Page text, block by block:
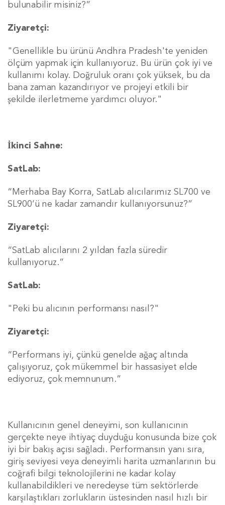
bulunabilir misiniz?”
Ziyaretçi:
"Genellikle bu ürünü Andhra Pradesh'te yeniden
ölçüm yapmak için kullanıyoruz. Bu ürün çok iyi ve
kullanımı kolay. Doğruluk oranı çok yüksek, bu da
bana zaman kazandırıyor ve projeyi etkili bir
şekilde ilerletmeme yardımcı oluyor."
İkinci Sahne:
SatLab:
“Merhaba Bay Korra, SatLab alıcılarımız SL700 ve
SL900’ü ne kadar zamandır kullanıyorsunuz?”
Ziyaretçi:
“SatLab alıcılarını 2 yıldan fazla süredir
kullanıyoruz.”
SatLab:
"Peki bu alıcının performansı nasıl?"
Ziyaretçi:
“Performans iyi, çünkü genelde ağaç altında
çalışıyoruz, çok mükemmel bir hassasiyet elde
ediyoruz, çok memnunum.”
Kullanıcının genel deneyimi, son kullanıcının
gerçekte neye ihtiyaç duyduğu konusunda bize çok
iyi bir bakış açısı sağladı. Performansın yanı sıra,
giriş seviyesi veya deneyimli harita uzmanlarının bu
coğrafi bilgi teknolojilerini ne kadar kolay
kullanabildikleri ve neredeyse tüm sektörlerde
karşılaştıkları zorlukların üstesinden nasıl hızlı bir